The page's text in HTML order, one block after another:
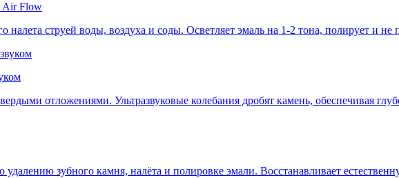
Air Flow
налета струей воды, воздуха и соды. Осветляет эмаль на 1-2 тона, полирует и не
отложениями. Ультразвуковые колебания дробят камень, обеспечивая
зубного камня, налёта и полировке эмали. Восстанавливает